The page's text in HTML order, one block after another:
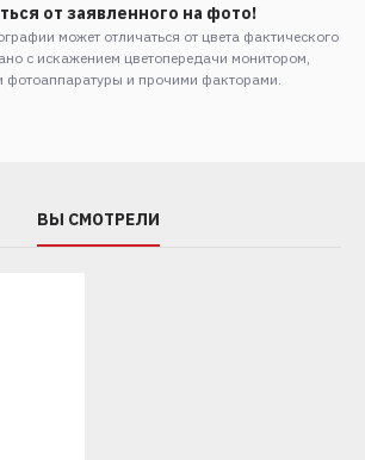
от заявленного на фото!
может отличаться от цвета фактического
с искажением цветопередачи монитором,
фотоаппаратуры и прочими факторами.
ВЫ СМОТРЕЛИ